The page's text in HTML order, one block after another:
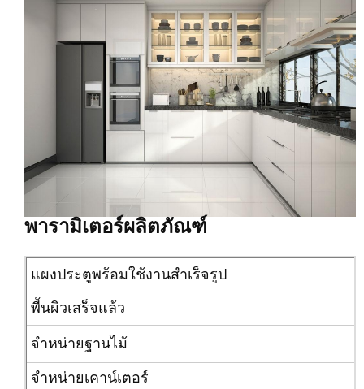
พารามิเตอร์ผลิตภัณฑ์
แผงประตูพร้อมใช้งานสำเร็จรูป
พื้นผิวเสร็จแล้ว
จำหน่ายฐานไม้
จำหน่ายเคาน์เตอร์